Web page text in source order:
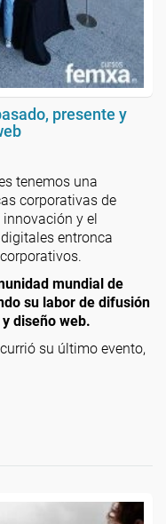
presente y
tenemos una
corporativas de
innovación y el
entronca
mundial de
su labor de difusión
diseño web.
su último evento,